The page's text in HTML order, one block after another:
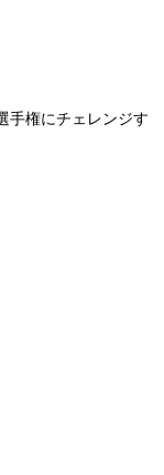
手権にチェレンジす